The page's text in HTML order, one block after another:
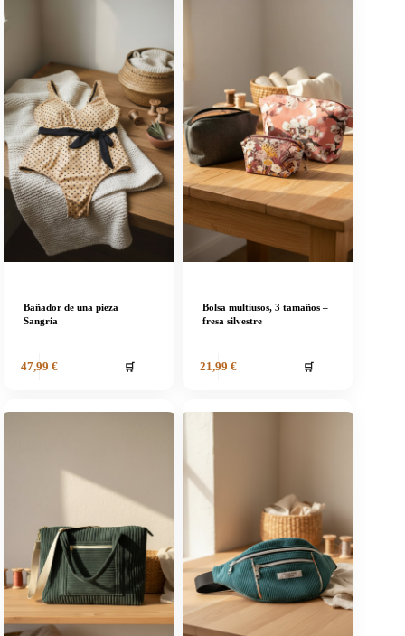
Bañador de una pieza
Sangria
47,99 € 🛒
Bolsa multiusos, 3 tamaños –
fresa silvestre
21,99 € 🛒